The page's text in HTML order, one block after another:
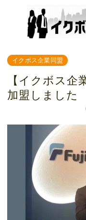
イクボス企業同盟
【イクボス企
加盟しました